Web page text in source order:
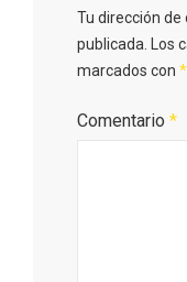
Tu dirección
publicada. Los
marcados con *
Comentario *